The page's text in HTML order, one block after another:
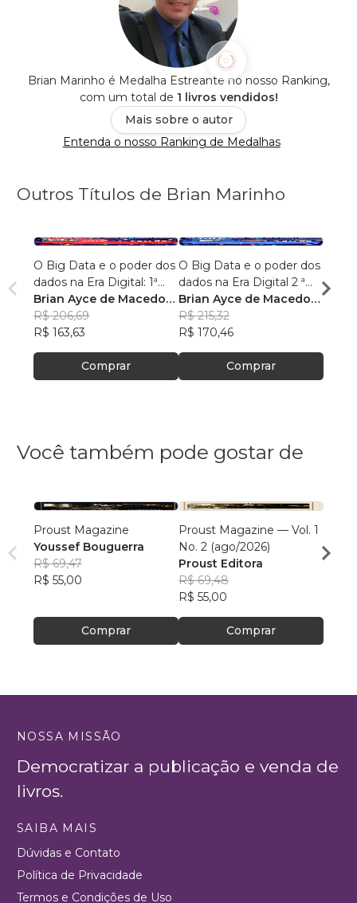
Brian Marinho é Medalha Estreante no nosso Ranking,
com um total de 1 livros vendidos!
Mais sobre o autor
Entenda o nosso Ranking de Medalhas
Outros Títulos de Brian Marinho
O Big Data e o poder dos
dados na Era Digital: 1ª
Edição.
Brian Ayce de Macedo
Marinho
R$ 206,69
R$ 163,63
Comprar
O Big Data e o poder dos
dados na Era Digital 2 ª
Edição:
Brian Ayce de Macedo
Marinho
R$ 215,32
R$ 170,46
Comprar
Você também pode gostar de
Proust Magazine
Youssef Bouguerra
R$ 69,47
R$ 55,00
Comprar
Proust Magazine — Vol. 1
No. 2 (ago/2026)
Proust Editora
R$ 69,48
R$ 55,00
Comprar
NOSSA MISSÃO
Democratizar a publicação e venda de
livros.
SAIBA MAIS
Dúvidas e Contato
Política de Privacidade
Termos e Condições de Uso